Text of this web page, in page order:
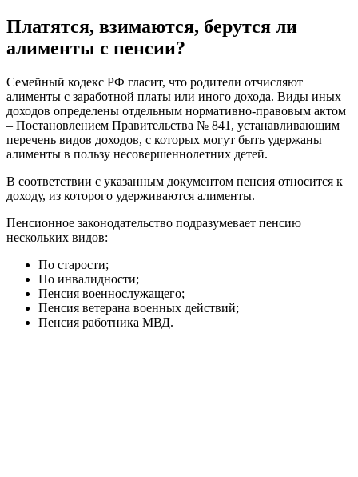
Платятся, взимаются, берутся ли
алименты с пенсии?
Семейный кодекс РФ гласит, что родители отчисляют
алименты с заработной платы или иного дохода. Виды иных
доходов определены отдельным нормативно-правовым актом
– Постановлением Правительства № 841, устанавливающим
перечень видов доходов, с которых могут быть удержаны
алименты в пользу несовершеннолетних детей.
В соответствии с указанным документом пенсия относится к
доходу, из которого удерживаются алименты.
Пенсионное законодательство подразумевает пенсию
нескольких видов:
По старости;
По инвалидности;
Пенсия военнослужащего;
Пенсия ветерана военных действий;
Пенсия работника МВД.